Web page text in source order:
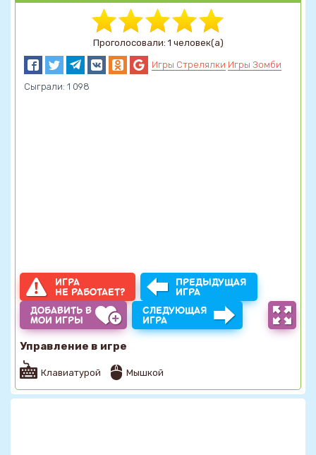
Проголосовали: 1 человек(а)
Игры Стрелялки Игры Зомби
Сыграли: 1 098
ИГРА
НЕ РАБОТАЕТ?
ПРЕДЫДУЩАЯ
ИГРА
ДОБАВИТЬ В
МОИ ИГРЫ
СЛЕДУЮЩАЯ
ИГРА
Управление в игре
Клавиатурой Мышкой